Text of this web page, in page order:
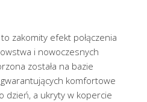
zakomity efekt połączenia
i nowoczesnych
została na bazie
komfortowe
dzień, a ukryty w kopercie